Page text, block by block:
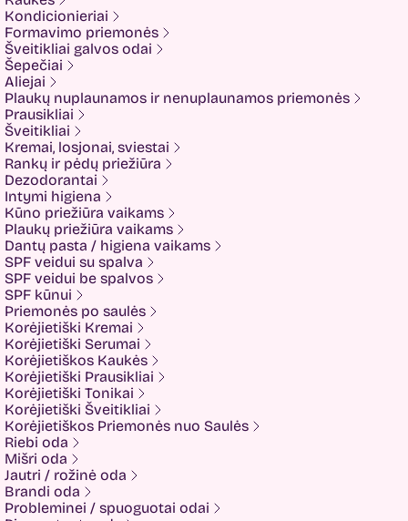
Fixderma
Fluff
Formal Bee
Fusion
Glow Hub
HeadShock
Hiskin
Holika holika
Imbue
Imbue.
INOAR
Isntree
IUNIK
K-MOM
Kadus Professional
Keenwell
KLERADERM
KOSE
Kyra
LANEIGE
Look At Me
Luvum
LYL
Mancera
MEDI-PEEL
Medicube
MESOTECH
Minetan
Missha
Mom and Who?
Montale
Mother-K
Kondicionieriai
Formavimo priemonės
Šveitikliai galvos odai
Šepečiai
Aliejai
Plaukų nuplaunamos ir nenuplaunamos priemonės
Prausikliai
Šveitikliai
Kremai, losjonai, sviestai
Rankų ir pėdų priežiūra
Dezodorantai
Intymi higiena
Kūno priežiūra vaikams
Plaukų priežiūra vaikams
Dantų pasta / higiena vaikams
SPF veidui su spalva
SPF veidui be spalvos
SPF kūnui
Priemonės po saulės
Korėjietiški Kremai
Korėjietiški Serumai
Korėjietiškos Kaukės
Korėjietiški Prausikliai
Korėjietiški Tonikai
Korėjietiški Šveitikliai
Korėjietiškos Priemonės nuo Saulės
Riebi oda
Mišri oda
Jautri / rožinė oda
Brandi oda
Probleminei / spuoguotai odai